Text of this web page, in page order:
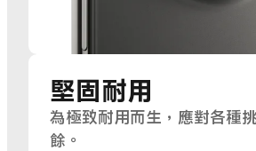
堅固耐用
為極致耐用而生，應對各種
餘。